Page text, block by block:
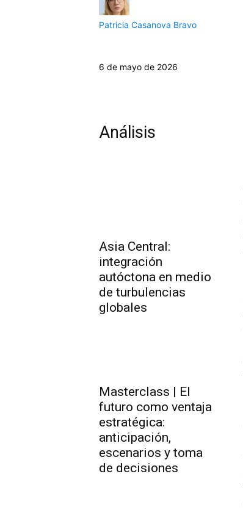
Patricia Casanova Bravo
6 de mayo de 2026
Análisis
Asia Central:
integración
autóctona en medio
de turbulencias
globales
Masterclass | El
futuro como ventaja
estratégica:
anticipación,
escenarios y toma
de decisiones